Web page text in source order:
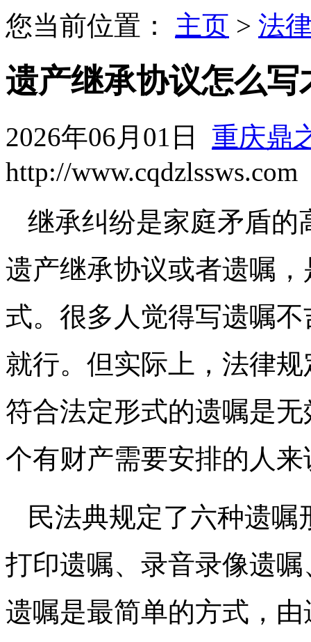
您当前位置： 主页 > 法
遗产继承协议怎么
2026年06月01日 重庆鼎
http://www.cqdzlssws.com
继承纠纷是家庭矛盾的
遗产继承协议或者遗嘱
式。很多人觉得写遗嘱
就行。但实际上，法律
符合法定形式的遗嘱是
个有财产需要安排的人
民法典规定了六种遗
打印遗嘱、录音录像遗
遗嘱是最简单的方式，